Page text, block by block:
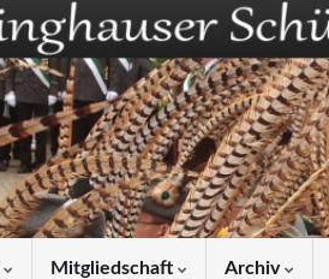
Mitgliedschaft Archiv